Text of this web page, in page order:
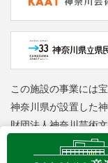
この施設の事業には
神奈川県が設置した
財団法人神奈川芸術
Copyright ©